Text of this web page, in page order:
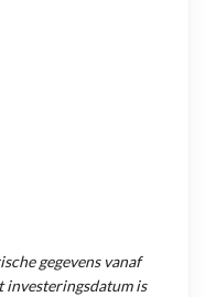
gegevens vanaf
investeringsdatum is